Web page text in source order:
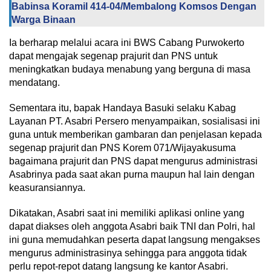
Babinsa Koramil 414-04/Membalong Komsos Dengan
Warga Binaan
Ia berharap melalui acara ini BWS Cabang Purwokerto
dapat mengajak segenap prajurit dan PNS untuk
meningkatkan budaya menabung yang berguna di masa
mendatang.
Sementara itu, bapak Handaya Basuki selaku Kabag
Layanan PT. Asabri Persero menyampaikan, sosialisasi ini
guna untuk memberikan gambaran dan penjelasan kepada
segenap prajurit dan PNS Korem 071/Wijayakusuma
bagaimana prajurit dan PNS dapat mengurus administrasi
Asabrinya pada saat akan purna maupun hal lain dengan
keasuransiannya.
Dikatakan, Asabri saat ini memiliki aplikasi online yang
dapat diakses oleh anggota Asabri baik TNI dan Polri, hal
ini guna memudahkan peserta dapat langsung mengakses
mengurus administrasinya sehingga para anggota tidak
perlu repot-repot datang langsung ke kantor Asabri.